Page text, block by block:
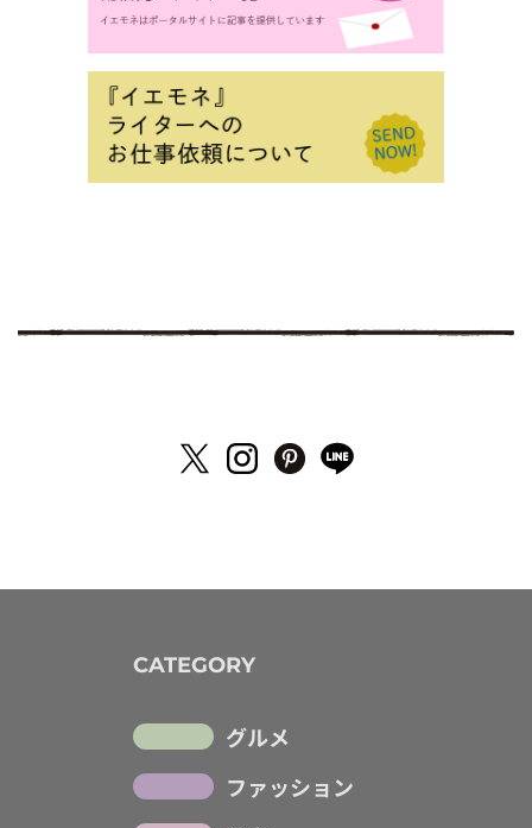
CATEGORY
グルメ
ファッション